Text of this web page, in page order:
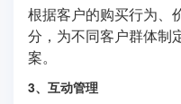
根据客户的购买行为、
分，为不同客户群体制
案。
3、互动管理